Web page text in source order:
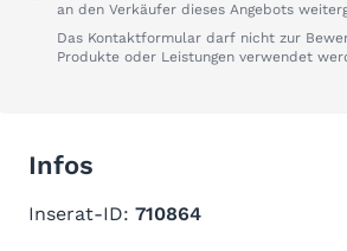
an den Verkäufer dieses Angebots
Das Kontaktformular darf nicht zur
Produkte oder Leistungen verwendet
Infos
Inserat-ID: 710864